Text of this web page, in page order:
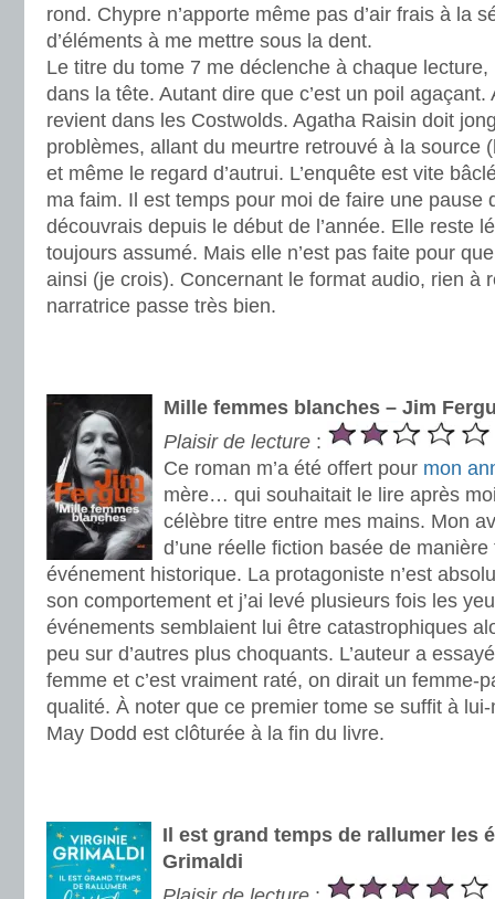
rond. Chypre n’apporte même pas d’air frais à la
d’éléments à me mettre sous la dent.
Le titre du tome 7 me déclenche à chaque
dans la tête. Autant dire que c’est un poil agaçant.
revient dans les Costwolds. Agatha Raisin doit
problèmes, allant du meurtre retrouvé à la source
et même le regard d’autrui. L’enquête est vite
ma faim. Il est temps pour moi de faire une pause
découvrais depuis le début de l’année. Elle reste
toujours assumé. Mais elle n’est pas faite pour
ainsi (je crois). Concernant le format audio, rien à
narratrice passe très bien.
Mille femmes blanches – Jim
Plaisir de lecture :
Ce roman m’a été offert pour mon
mère… qui souhaitait le lire après
célèbre titre entre mes mains. Mon
d’une réelle fiction basée de
événement historique. La protagoniste n’est
son comportement et j’ai levé plusieurs fois les
événements semblaient lui être catastrophiques
peu sur d’autres plus choquants. L’auteur a
femme et c’est vraiment raté, on dirait un femme-
qualité. À noter que ce premier tome se suffit à lui-
May Dodd est clôturée à la fin du livre.
Il est grand temps de rallumer les
Grimaldi